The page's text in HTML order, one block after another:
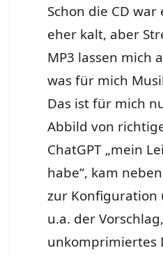
Schon die CD
eher kalt, aber
MP3 lassen mich
was für mich
Das ist für mich
Abbild von
ChatGPT „mein
habe“, kam
zur Konfiguration
u.a. der
unkomprimiertes